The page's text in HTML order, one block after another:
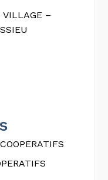
–